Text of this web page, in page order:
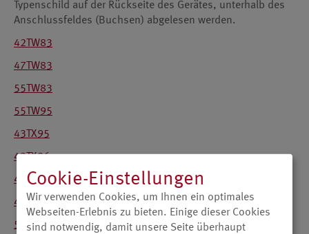
Typenschild auf der Rückseite des Gerätes, unterhalb des
Anschlussfeldes (Buchsen) abgelesen werden.
42TW83
47TW83
55TW83
55TW95
43TX95
43TX96
49TX95
49TX96
55TX95
Cookie-Einstellungen
Wir verwenden Cookies, um Ihnen ein optimales
Webseiten-Erlebnis zu bieten. Einige dieser Cookies
sind notwendig, damit unsere Seite überhaupt